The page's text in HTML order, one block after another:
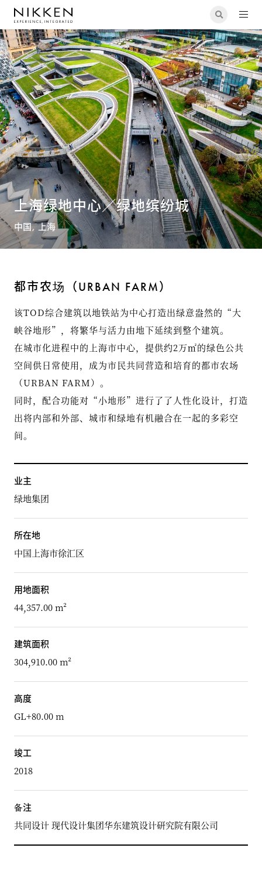
上海绿地中心／绿地缤纷城
中国, 上海
都市农场（URBAN FARM）
该TOD综合建筑以地铁站为中心打造出绿意盎然的“大
峡谷地形”，将繁华与活力由地下延续到整个建筑。
在城市化进程中的上海市中心，提供约2万㎡的绿色公共
空间供日常使用，成为市民共同营造和培育的都市农场
（URBAN FARM）。
同时，配合功能对“小地形”进行了了人性化设计，打造
出将内部和外部、城市和绿地有机融合在一起的多彩空
间。
业主
绿地集团
所在地
中国上海市徐汇区
用地面积
44,357.00 m²
建筑面积
304,910.00 m²
高度
GL+80.00 m
竣工
2018
备注
共同设计 现代设计集团华东建筑设计研究院有限公司